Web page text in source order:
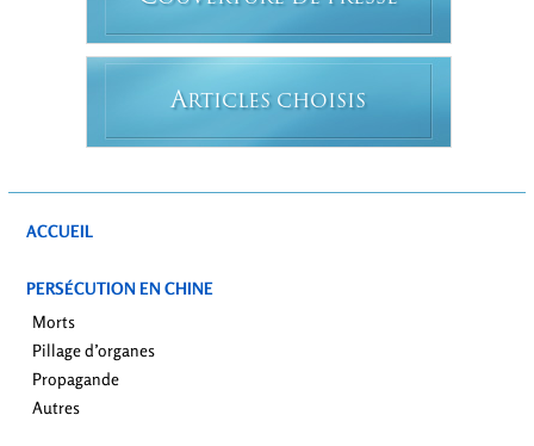
ARTICLES CHOISIS
ACCUEIL
PERSÉCUTION EN CHINE
Morts
Pillage d’organes
Propagande
Autres